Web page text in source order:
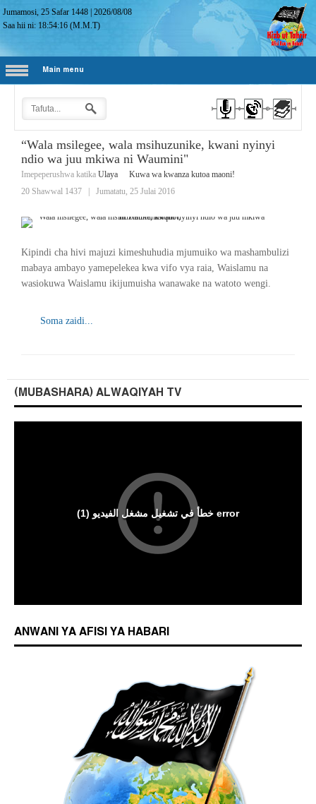
Jumamosi, 25 Safar 1448 |2026/08/08
Saa hii ni: 18:54:17 (M.M.T)
Main menu
“Wala msilegee, wala msihuzunike, kwani nyinyi
ndio wa juu mkiwa ni Waumini"
Imepeperushwa katika Ulaya
Kuwa wa kwanza kutoa maoni!
20 Shawwal 1437
Jumatatu, 25 Julai 2016
Kipindi cha hivi majuzi kimeshuhudia mjumuiko wa mashambulizi
mabaya ambayo yamepelekea kwa vifo vya raia, Waislamu na
wasiokuwa Waislamu ikijumuisha wanawake na watoto wengi.
Soma zaidi...
(MUBASHARA) ALWAQIYAH TV
ANWANI YA AFISI YA HABARI